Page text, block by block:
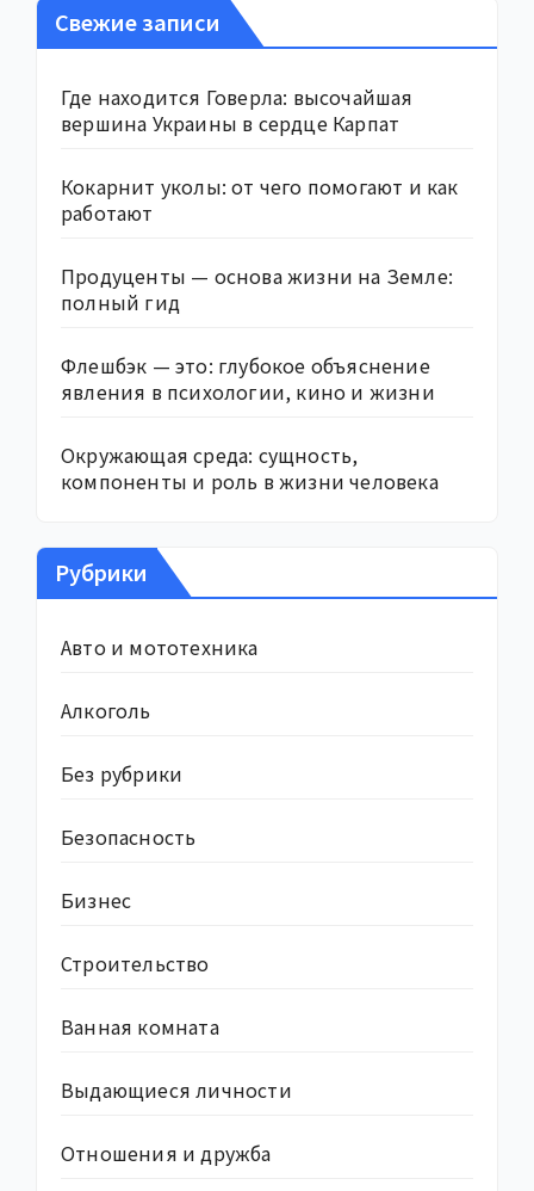
Свежие записи
Где находится Говерла: высочайшая
вершина Украины в сердце Карпат
Кокарнит уколы: от чего помогают и как
работают
Продуценты — основа жизни на Земле:
полный гид
Флешбэк — это: глубокое объяснение
явления в психологии, кино и жизни
Окружающая среда: сущность,
компоненты и роль в жизни человека
Рубрики
Авто и мототехника
Алкоголь
Без рубрики
Безопасность
Бизнес
Строительство
Ванная комната
Выдающиеся личности
Отношения и дружба